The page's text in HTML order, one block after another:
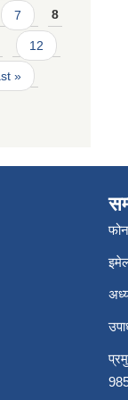
7 8
12
»